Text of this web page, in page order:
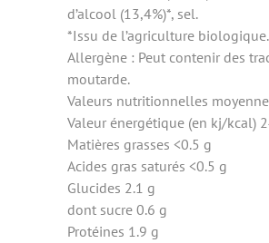
d’alcool (13,4%)*, sel.
*Issu de l’agriculture biologique.
Allergène : Peut contenir des
moutarde.
Valeurs nutritionnelles
Valeur énergétique (en kj/kcal)
Matières grasses <0.5 g
Acides gras saturés <0.5 g
Glucides 2.1 g
dont sucre 0.6 g
Protéines 1.9 g